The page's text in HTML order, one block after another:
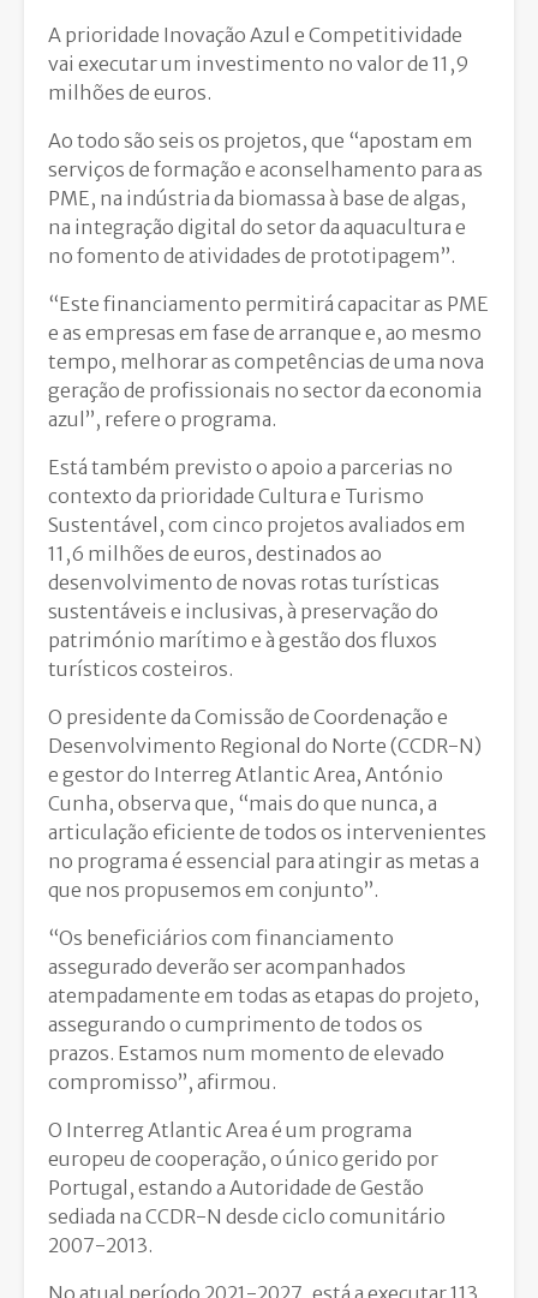
A prioridade Inovação Azul e Competitividade
vai executar um investimento no valor de 11,9
milhões de euros.
Ao todo são seis os projetos, que “apostam em
serviços de formação e aconselhamento para as
PME, na indústria da biomassa à base de algas,
na integração digital do setor da aquacultura e
no fomento de atividades de prototipagem”.
“Este financiamento permitirá capacitar as PME
e as empresas em fase de arranque e, ao mesmo
tempo, melhorar as competências de uma nova
geração de profissionais no sector da economia
azul”, refere o programa.
Está também previsto o apoio a parcerias no
contexto da prioridade Cultura e Turismo
Sustentável, com cinco projetos avaliados em
11,6 milhões de euros, destinados ao
desenvolvimento de novas rotas turísticas
sustentáveis e inclusivas, à preservação do
património marítimo e à gestão dos fluxos
turísticos costeiros.
O presidente da Comissão de Coordenação e
Desenvolvimento Regional do Norte (CCDR-N)
e gestor do Interreg Atlantic Area, António
Cunha, observa que, “mais do que nunca, a
articulação eficiente de todos os intervenientes
no programa é essencial para atingir as metas a
que nos propusemos em conjunto”.
“Os beneficiários com financiamento
assegurado deverão ser acompanhados
atempadamente em todas as etapas do projeto,
assegurando o cumprimento de todos os
prazos. Estamos num momento de elevado
compromisso”, afirmou.
O Interreg Atlantic Area é um programa
europeu de cooperação, o único gerido por
Portugal, estando a Autoridade de Gestão
sediada na CCDR-N desde ciclo comunitário
2007-2013.
No atual período 2021-2027, está a executar 113